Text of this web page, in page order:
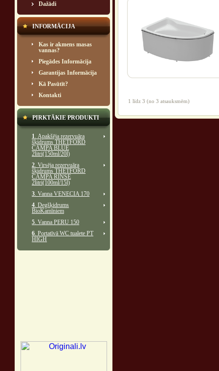
Dažādi
INFORMĀCIJA
Kas ir akmens masas
vannas?
Piegādes Informācija
Garantijas Informācija
Kā Pasūtīt?
Kontakti
PIRKTĀKIE PRODUKTI
1. Apakšēja rezervuāra
šķidrums THETFORD
CAMPA BLUE
2litri(150ml/20l)
2. Virsēja rezervuāra
šķidrums THETFORD
CAMPA RINSE
2litri(100ml/15l)
3. Vanna VENECIA 170
4. Degšķidrums
BioKamīniem
5. Vanna PERU 150
6. Portatīvā WC tualete PT
HIGH
1 līdz 3 (no 3 atsauksmēm)